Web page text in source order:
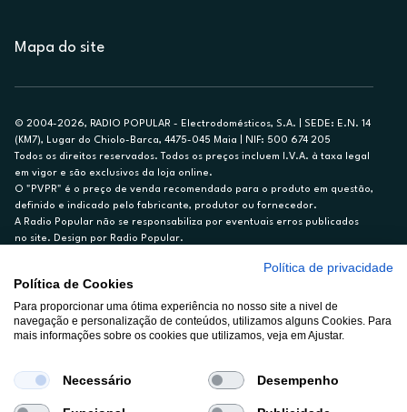
Mapa do site
© 2004-2026, RADIO POPULAR - Electrodomésticos, S.A. | SEDE: E.N. 14
(KM7), Lugar do Chiolo-Barca, 4475-045 Maia | NIF: 500 674 205
Todos os direitos reservados. Todos os preços incluem I.V.A. à taxa legal
em vigor e são exclusivos da loja online.
O "PVPR" é o preço de venda recomendado para o produto em questão,
definido e indicado pelo fabricante, produtor ou fornecedor.
A Radio Popular não se responsabiliza por eventuais erros publicados
no site. Design por Radio Popular.
Ex. para limite de crédito de €1.500, reembolsado em 12 meses, TAN
14,79%.
Crédito sujeito a aprovação pelo Cetelem, marca BNP Paribas Personal
Finance, S.A., Sucursal em Portugal. Informe-se no 21 721 90 00 (dias
A Rádio Popular – Eletrodomésticos S.A. (Registo BdP848) atua como
intermediário de crédito a título acessório e com exclusividade (registo
BdP 2314.)
Política de privacidade
Política de Cookies
Para proporcionar uma ótima experiência no nosso site a nivel de
navegação e personalização de conteúdos, utilizamos alguns Cookies. Para
mais informações sobre os cookies que utilizamos, veja em Ajustar.
Necessário Desempenho